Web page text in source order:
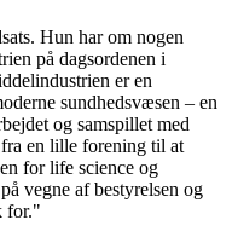
Hun har om nogen
på dagsordenen i
er en
sundhedsvæsen – en
og samspillet med
en lille forening til at
for life science og
vegne af bestyrelsen og
for."